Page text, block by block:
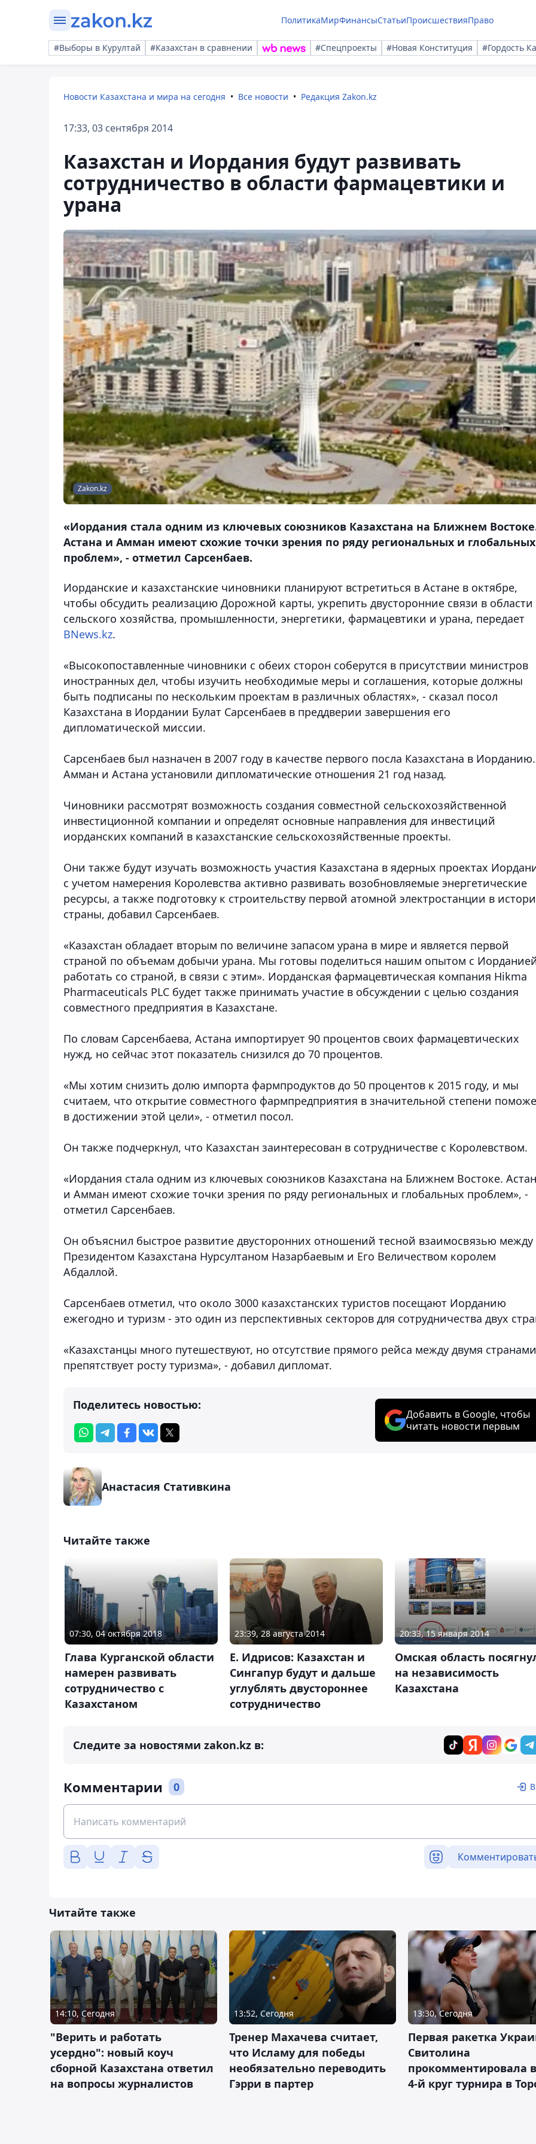
ПолитикаМирФинансыСтатьиПроисшествияПраво
#Выборы в Курултай #Казахстан в сравнении #Спецпроекты #Новая Конституция #Гордость
Новости Казахстана и мира на сегодня Все новости Редакция Zakon.kz
17:33, 03 сентября 2014
Казахстан и Иордания будут развивать
сотрудничество в области фармацевтики и
урана
Zakon.kz
«Иордания стала одним из ключевых союзников Казахстана на Ближнем
Астана и Амман имеют схожие точки зрения по ряду региональных и глобальных
проблем», - отметил Сарсенбаев.
Иорданские и казахстанские чиновники планируют встретиться в Астане в октябре,
чтобы обсудить реализацию Дорожной карты, укрепить двусторонние связи в области
сельского хозяйства, промышленности, энергетики, фармацевтики и урана, передает
BNews.kz.
«Высокопоставленные чиновники с обеих сторон соберутся в присутствии министров
иностранных дел, чтобы изучить необходимые меры и соглашения, которые должны
быть подписаны по нескольким проектам в различных областях», - сказал посол
Казахстана в Иордании Булат Сарсенбаев в преддверии завершения его
дипломатической миссии.
Сарсенбаев был назначен в 2007 году в качестве первого посла Казахстана в Иорданию.
Амман и Астана установили дипломатические отношения 21 год назад.
Чиновники рассмотрят возможность создания совместной сельскохозяйственной
инвестиционной компании и определят основные направления для инвестиций
иорданских компаний в казахстанские сельскохозяйственные проекты.
Они также будут изучать возможность участия Казахстана в ядерных проектах
с учетом намерения Королевства активно развивать возобновляемые энергетические
ресурсы, а также подготовку к строительству первой атомной электростанции в
страны, добавил Сарсенбаев.
«Казахстан обладает вторым по величине запасом урана в мире и является первой
страной по объемам добычи урана. Мы готовы поделиться нашим опытом с
работать со страной, в связи с этим». Иорданская фармацевтическая компания Hikma
Pharmaceuticals PLC будет также принимать участие в обсуждении с целью создания
совместного предприятия в Казахстане.
По словам Сарсенбаева, Астана импортирует 90 процентов своих фармацевтических
нужд, но сейчас этот показатель снизился до 70 процентов.
«Мы хотим снизить долю импорта фармпродуктов до 50 процентов к 2015 году, и мы
считаем, что открытие совместного фармпредприятия в значительной степени
в достижении этой цели», - отметил посол.
Он также подчеркнул, что Казахстан заинтересован в сотрудничестве с Королевством.
«Иордания стала одним из ключевых союзников Казахстана на Ближнем Востоке.
и Амман имеют схожие точки зрения по ряду региональных и глобальных проблем», -
отметил Сарсенбаев.
Он объяснил быстрое развитие двусторонних отношений тесной взаимосвязью между
Президентом Казахстана Нурсултаном Назарбаевым и Его Величеством королем
Абдаллой.
Сарсенбаев отметил, что около 3000 казахстанских туристов посещают Иорданию
ежегодно и туризм - это один из перспективных секторов для сотрудничества двух
«Казахстанцы много путешествуют, но отсутствие прямого рейса между двумя странами
препятствует росту туризма», - добавил дипломат.
Поделитесь новостью:
Добавить в Google, чтобы
читать новости первым
Анастасия Стативкина
Читайте также
07:30, 04 октября 2018
Глава Курганской области
намерен развивать
сотрудничество с
Казахстаном
23:39, 28 августа 2014
Е. Идрисов: Казахстан и
Сингапур будут и дальше
углублять двустороннее
сотрудничество
20:33, 15 января 2014
Омская область
на независимость
Казахстана
Следите за новостями zakon.kz в:
Комментарии 0
Читайте также
14:10, Сегодня
"Верить и работать
усердно": новый коуч
сборной Казахстана ответил
на вопросы журналистов
13:52, Сегодня
Тренер Махачева считает,
что Исламу для победы
необязательно переводить
Гэрри в партер
13:30, Сегодня
Первая ракетка
Свитолина
прокомментировала
4-й круг турнира в